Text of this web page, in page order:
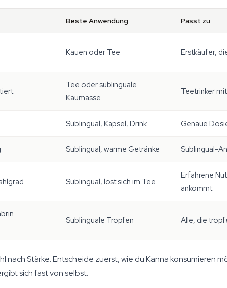
Beste Anwendung Passt zu
Kauen oder Tee Erstkäufer,
Tee oder sublinguale
Kaumasse
Teetrinker
Sublingual, Kapsel, Drink Genaue
Sublingual, warme Getränke Sublingual-
Sublingual, löst sich im Tee
Erfahrene
ankommt
Sublinguale Tropfen Alle, die
nach Stärke. Entscheide zuerst, wie du Kanna konsumieren
sich fast von selbst.